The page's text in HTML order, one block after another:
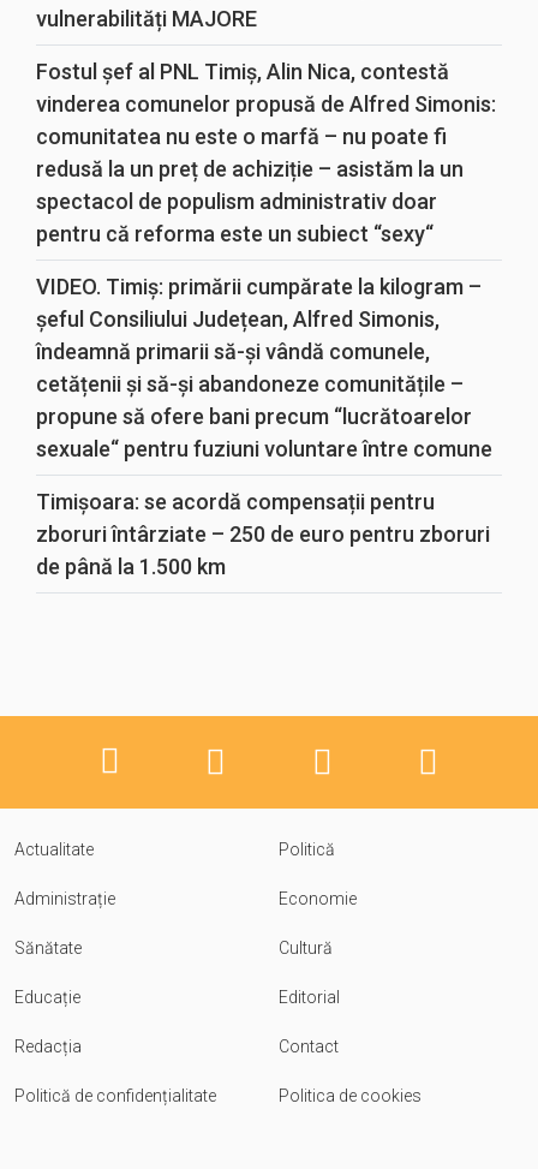
vulnerabilități MAJORE
Fostul șef al PNL Timiș, Alin Nica, contestă
vinderea comunelor propusă de Alfred Simonis:
comunitatea nu este o marfă – nu poate fi
redusă la un preț de achiziție – asistăm la un
spectacol de populism administrativ doar
pentru că reforma este un subiect “sexy“
VIDEO. Timiș: primării cumpărate la kilogram –
șeful Consiliului Județean, Alfred Simonis,
îndeamnă primarii să-și vândă comunele,
cetățenii și să-și abandoneze comunitățile –
propune să ofere bani precum “lucrătoarelor
sexuale“ pentru fuziuni voluntare între comune
Timișoara: se acordă compensații pentru
zboruri întârziate – 250 de euro pentru zboruri
de până la 1.500 km
Actualitate Politică
Administrație Economie
Sănătate Cultură
Educație Editorial
Redacția Contact
Politică de confidențialitate Politica de cookies